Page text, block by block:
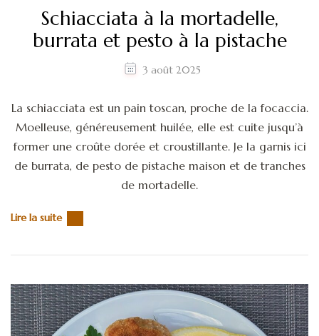
Schiacciata à la mortadelle,
burrata et pesto à la pistache
3 août 2025
La schiacciata est un pain toscan, proche de la focaccia.
Moelleuse, généreusement huilée, elle est cuite jusqu’à
former une croûte dorée et croustillante. Je la garnis ici
de burrata, de pesto de pistache maison et de tranches
de mortadelle.
Lire la suite